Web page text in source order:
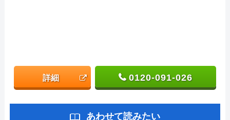
詳細 0120-091-026
あわせて読みたい